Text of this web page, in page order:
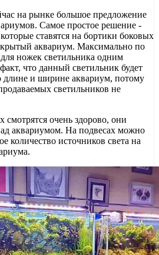
на рынке большое предложение
Самое простое решение -
ставятся на бортики боковых
аквариум. Максимально по
ножек светильника одним
что данный светильник будет
длине и ширине аквариум, потому
светильников не
смотрятся очень здорово, они
аквариумом. На подвесах можно
количество источников света на